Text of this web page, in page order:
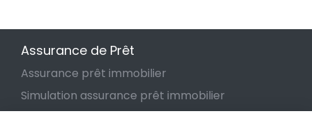
Assurance de Prêt
Assurance prêt immobilier
Simulation assurance prêt immobilier